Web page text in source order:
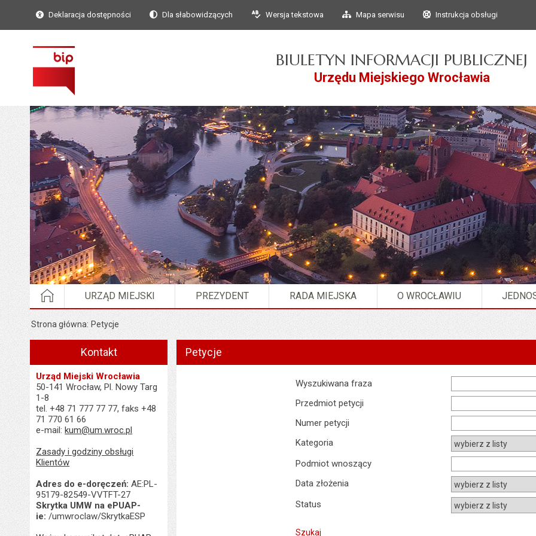
Przejdź do głównego
Przejdź do treści
Deklaracja dostępności Dla słabowidzących Wersja tekstowa Mapa serwisu Instrukcja obsługi
BIULETYN INFORMACJI PUBLICZNEJ
Urzędu Miejskiego Wrocławia
STRONA GŁÓWNA
URZĄD MIEJSKI PREZYDENT RADA MIEJSKA O WROCŁAWIU
Strona główna Petycje
Kontakt
Urząd Miejski Wrocławia
50-141 Wrocław, Pl. Nowy Targ
1-8
tel. +48 71 777 77 77, faks +48
71 770 61 66
e-mail:kum@um.wroc.pl
Zasady i godziny obsługi
Klientów
Adres do e-doręczeń: AE:PL-
95179-82549-VVTFT-27
Skrytka UMW na ePUAP-
ie: /umwroclaw/SkrytkaESP
Petycje
Wyszukiwarka
Wyszukiwana fraza
Przedmiot petycji
Numer petycji
Kategoria
Podmiot wnoszący
Data złożenia
Status